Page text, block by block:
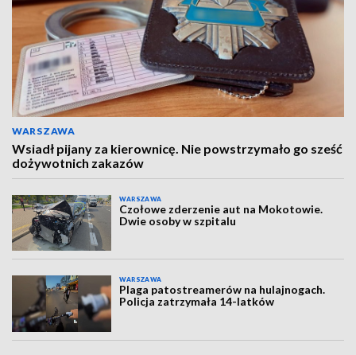
WARSZAWA
Wsiadł pijany za kierownicę. Nie powstrzymało go sześć
dożywotnich zakazów
WARSZAWA
Czołowe zderzenie aut na Mokotowie.
Dwie osoby w szpitalu
WARSZAWA
Plaga patostreamerów na hulajnogach.
Policja zatrzymała 14-latków